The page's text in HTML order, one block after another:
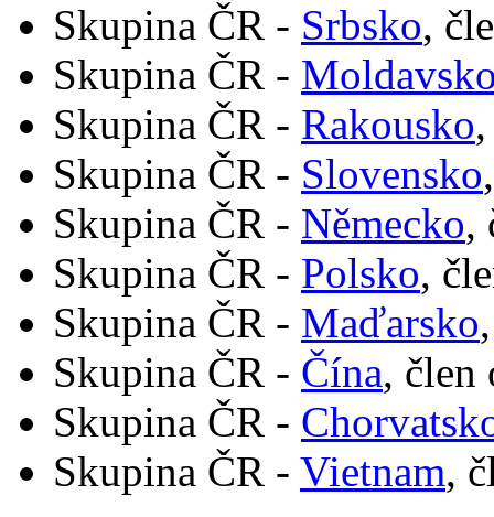
Skupina ČR - Srbsko,
Skupina ČR -
Skupina ČR - Rakousko
Skupina ČR - Slovensko
Skupina ČR - Německo,
Skupina ČR - Polsko,
Skupina ČR - Maďarsko
Skupina ČR - Čína, člen
Skupina ČR -
Skupina ČR - Vietnam,